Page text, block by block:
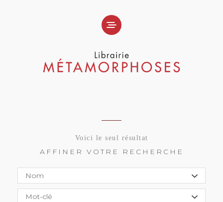
Voici le seul résultat
AFFINER VOTRE RECHERCHE
Nom
Mot-clé